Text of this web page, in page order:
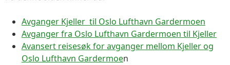
Avganger Kjeller til Oslo Lufthavn Gardermoen
Avganger fra Oslo Lufthavn Gardermoen til Kjeller
Avansert reisesøk for avganger mellom Kjeller og
Oslo Lufthavn Gardermoen